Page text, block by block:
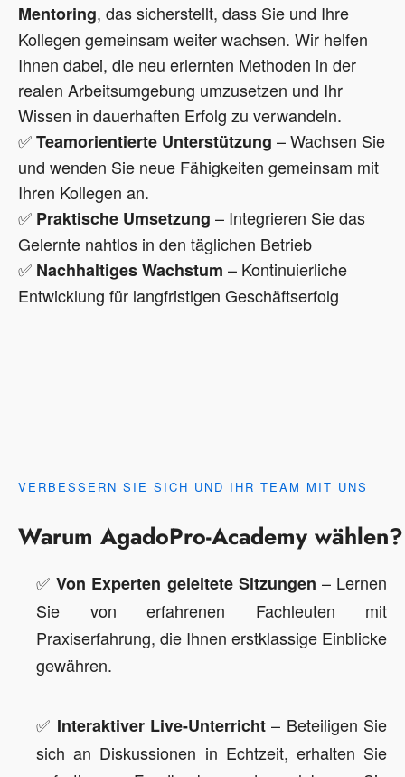
Mentoring, das sicherstellt, dass Sie und Ihre
Kollegen gemeinsam weiter wachsen. Wir helfen
Ihnen dabei, die neu erlernten Methoden in der
realen Arbeitsumgebung umzusetzen und Ihr
Wissen in dauerhaften Erfolg zu verwandeln.
✅Teamorientierte Unterstützung – Wachsen Sie
und wenden Sie neue Fähigkeiten gemeinsam mit
Ihren Kollegen an.
✅ Praktische Umsetzung – Integrieren Sie das
Gelernte nahtlos in den täglichen Betrieb
✅ Nachhaltiges Wachstum – Kontinuierliche
Entwicklung für langfristigen Geschäftserfolg
VERBESSERN SIE SICH UND IHR TEAM MIT UNS
Warum AgadoPro-Academy wählen?
✅Von Experten geleitete Sitzungen – Lernen
Sie von erfahrenen Fachleuten mit
Praxiserfahrung, die Ihnen erstklassige Einblicke
gewähren.
✅ Interaktiver Live-Unterricht – Beteiligen Sie
sich an Diskussionen in Echtzeit, erhalten Sie